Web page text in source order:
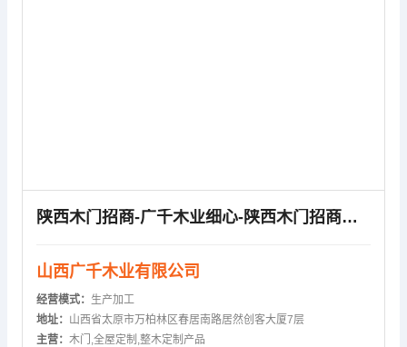
陕西木门招商-广千木业细心-陕西木门招商热线
山西广千木业有限公司
经营模式： 生产加工
地址： 山西省太原市万柏林区春居南路居然创客大厦7层
主营： 木门,全屋定制,整木定制产品